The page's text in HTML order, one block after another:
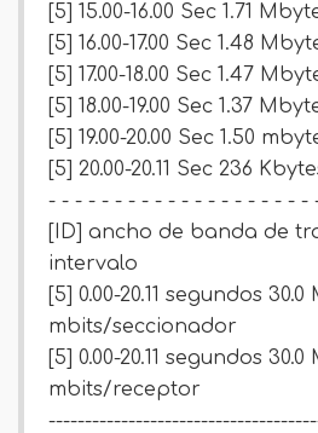
[5] 15.00-16.00 Sec 1.71
[5] 16.00-17.00 Sec 1.48
[5] 17.00-18.00 Sec 1.47
[5] 18.00-19.00 Sec 1.37
[5] 19.00-20.00 Sec 1.50
[5] 20.00-20.11 Sec 236
- - - - - - - - - - - - - - - - - - - -
[ID] ancho de banda de
intervalo
[5] 0.00-20.11 segundos 30.0
mbits/seccionador
[5] 0.00-20.11 segundos 30.0
mbits/receptor